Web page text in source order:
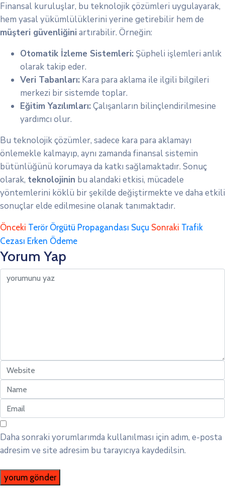
Finansal kuruluşlar, bu teknolojik çözümleri uygulayarak,
hem yasal yükümlülüklerini yerine getirebilir hem de
müşteri güvenliğini artırabilir. Örneğin:
Otomatik İzleme Sistemleri: Şüpheli işlemleri anlık
olarak takip eder.
Veri Tabanları: Kara para aklama ile ilgili bilgileri
merkezi bir sistemde toplar.
Eğitim Yazılımları: Çalışanların bilinçlendirilmesine
yardımcı olur.
Bu teknolojik çözümler, sadece kara para aklamayı
önlemekle kalmayıp, aynı zamanda finansal sistemin
bütünlüğünü korumaya da katkı sağlamaktadır. Sonuç
olarak, teknolojinin bu alandaki etkisi, mücadele
yöntemlerini köklü bir şekilde değiştirmekte ve daha etkili
sonuçlar elde edilmesine olanak tanımaktadır.
Önceki Terör Örgütü Propagandası Suçu Sonraki Trafik
Cezası Erken Ödeme
Yorum Yap
Daha sonraki yorumlarımda kullanılması için adım, e-posta
adresim ve site adresim bu tarayıcıya kaydedilsin.